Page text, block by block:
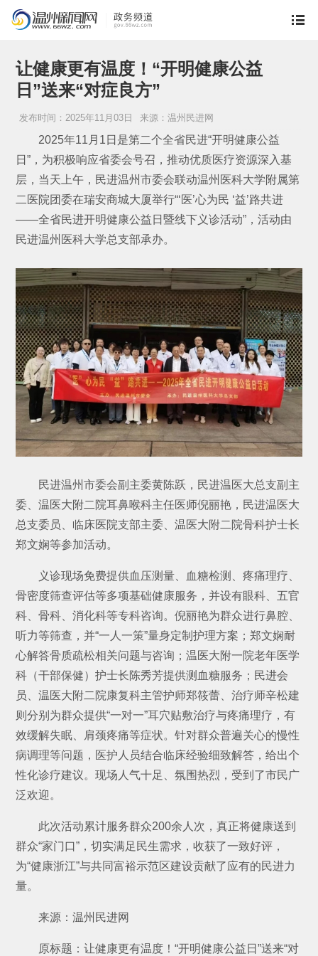
让健康更有温度！“开明健康公益
日”送来“对症良方”
发布时间：2025年11月03日 来源：温州民进网
2025年11月1日是第二个全省民进“开明健康公益
日”，为积极响应省委会号召，推动优质医疗资源深入基
层，当天上午，民进温州市委会联动温州医科大学附属第
二医院团委在瑞安商城大厦举行“‘医’心为民 ‘益’路共进
——全省民进开明健康公益日暨线下义诊活动”，活动由
民进温州医科大学总支部承办。
民进温州市委会副主委黄陈跃，民进温医大总支副主
委、温医大附二院耳鼻喉科主任医师倪丽艳，民进温医大
总支委员、临床医院支部主委、温医大附二院骨科护士长
郑文娴等参加活动。
义诊现场免费提供血压测量、血糖检测、疼痛理疗、
骨密度筛查评估等多项基础健康服务，并设有眼科、五官
科、骨科、消化科等专科咨询。倪丽艳为群众进行鼻腔、
听力等筛查，并“一人一策”量身定制护理方案；郑文娴耐
心解答骨质疏松相关问题与咨询；温医大附一院老年医学
科（干部保健）护士长陈秀芳提供测血糖服务；民进会
员、温医大附二院康复科主管护师郑筱蕾、治疗师辛松建
则分别为群众提供“一对一”耳穴贴敷治疗与疼痛理疗，有
效缓解失眠、肩颈疼痛等症状。针对群众普遍关心的慢性
病调理等问题，医护人员结合临床经验细致解答，给出个
性化诊疗建议。现场人气十足、氛围热烈，受到了市民广
泛欢迎。
此次活动累计服务群众200余人次，真正将健康送到
群众“家门口”，切实满足民生需求，收获了一致好评，
为“健康浙江”与共同富裕示范区建设贡献了应有的民进力
量。
来源：温州民进网
原标题：让健康更有温度！“开明健康公益日”送来“对